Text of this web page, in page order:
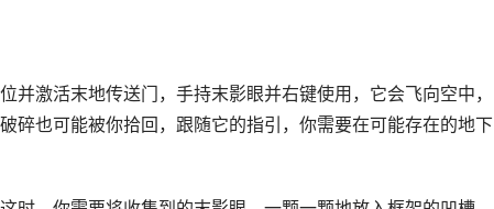
激活末地传送门，手持末影眼并右键使用，它会飞向空中，
碎也可能被你拾回，跟随它的指引，你需要在可能存在的地下